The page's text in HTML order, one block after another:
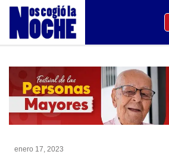
enero 17, 2023